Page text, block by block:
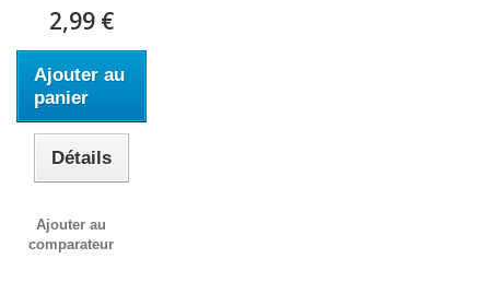
2,99 €
Ajouter au
panier
Détails
Ajouter au
comparateur